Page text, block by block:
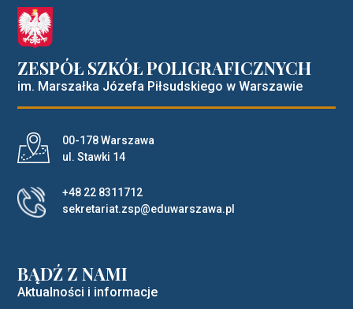
ZESPÓŁ SZKÓŁ POLIGRAFICZNYCH
im. Marszałka Józefa Piłsudskiego w Warszawie
Adres pocztowy:
00-178 Warszawa
ul. Stawki 14
+48 22 8311712
sekretariat.zsp@eduwarszawa.pl
BĄDŹ Z NAMI
Aktualności i informacje